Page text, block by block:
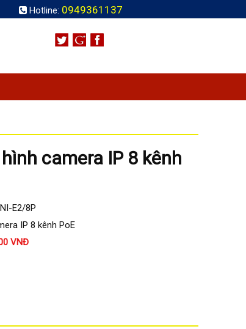
Hotline: 0949361137
camera IP 8 kênh
E2/8P
IP 8 kênh PoE
VNĐ